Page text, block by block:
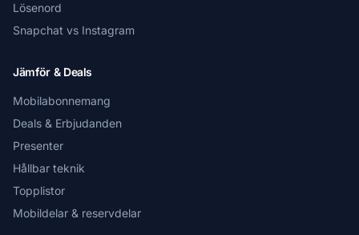
Lösenord
Snapchat vs Instagram
Jämför & Deals
Mobilabonnemang
Deals & Erbjudanden
Presenter
Hållbar teknik
Topplistor
Mobildelar & reservdelar